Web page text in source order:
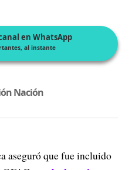
en WhatsApp
al instante
Nación
aseguró que fue incluido